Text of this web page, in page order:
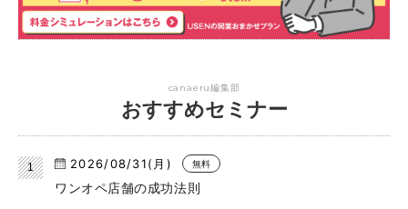
canaeru編集部
おすすめセミナー
2026/08/31(月) 無料
ワンオペ店舗の成功法則